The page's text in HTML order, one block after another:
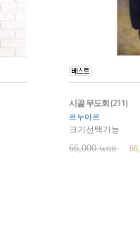
시골 무도회 (211)
르누아르
크기선택가능
66,000 won